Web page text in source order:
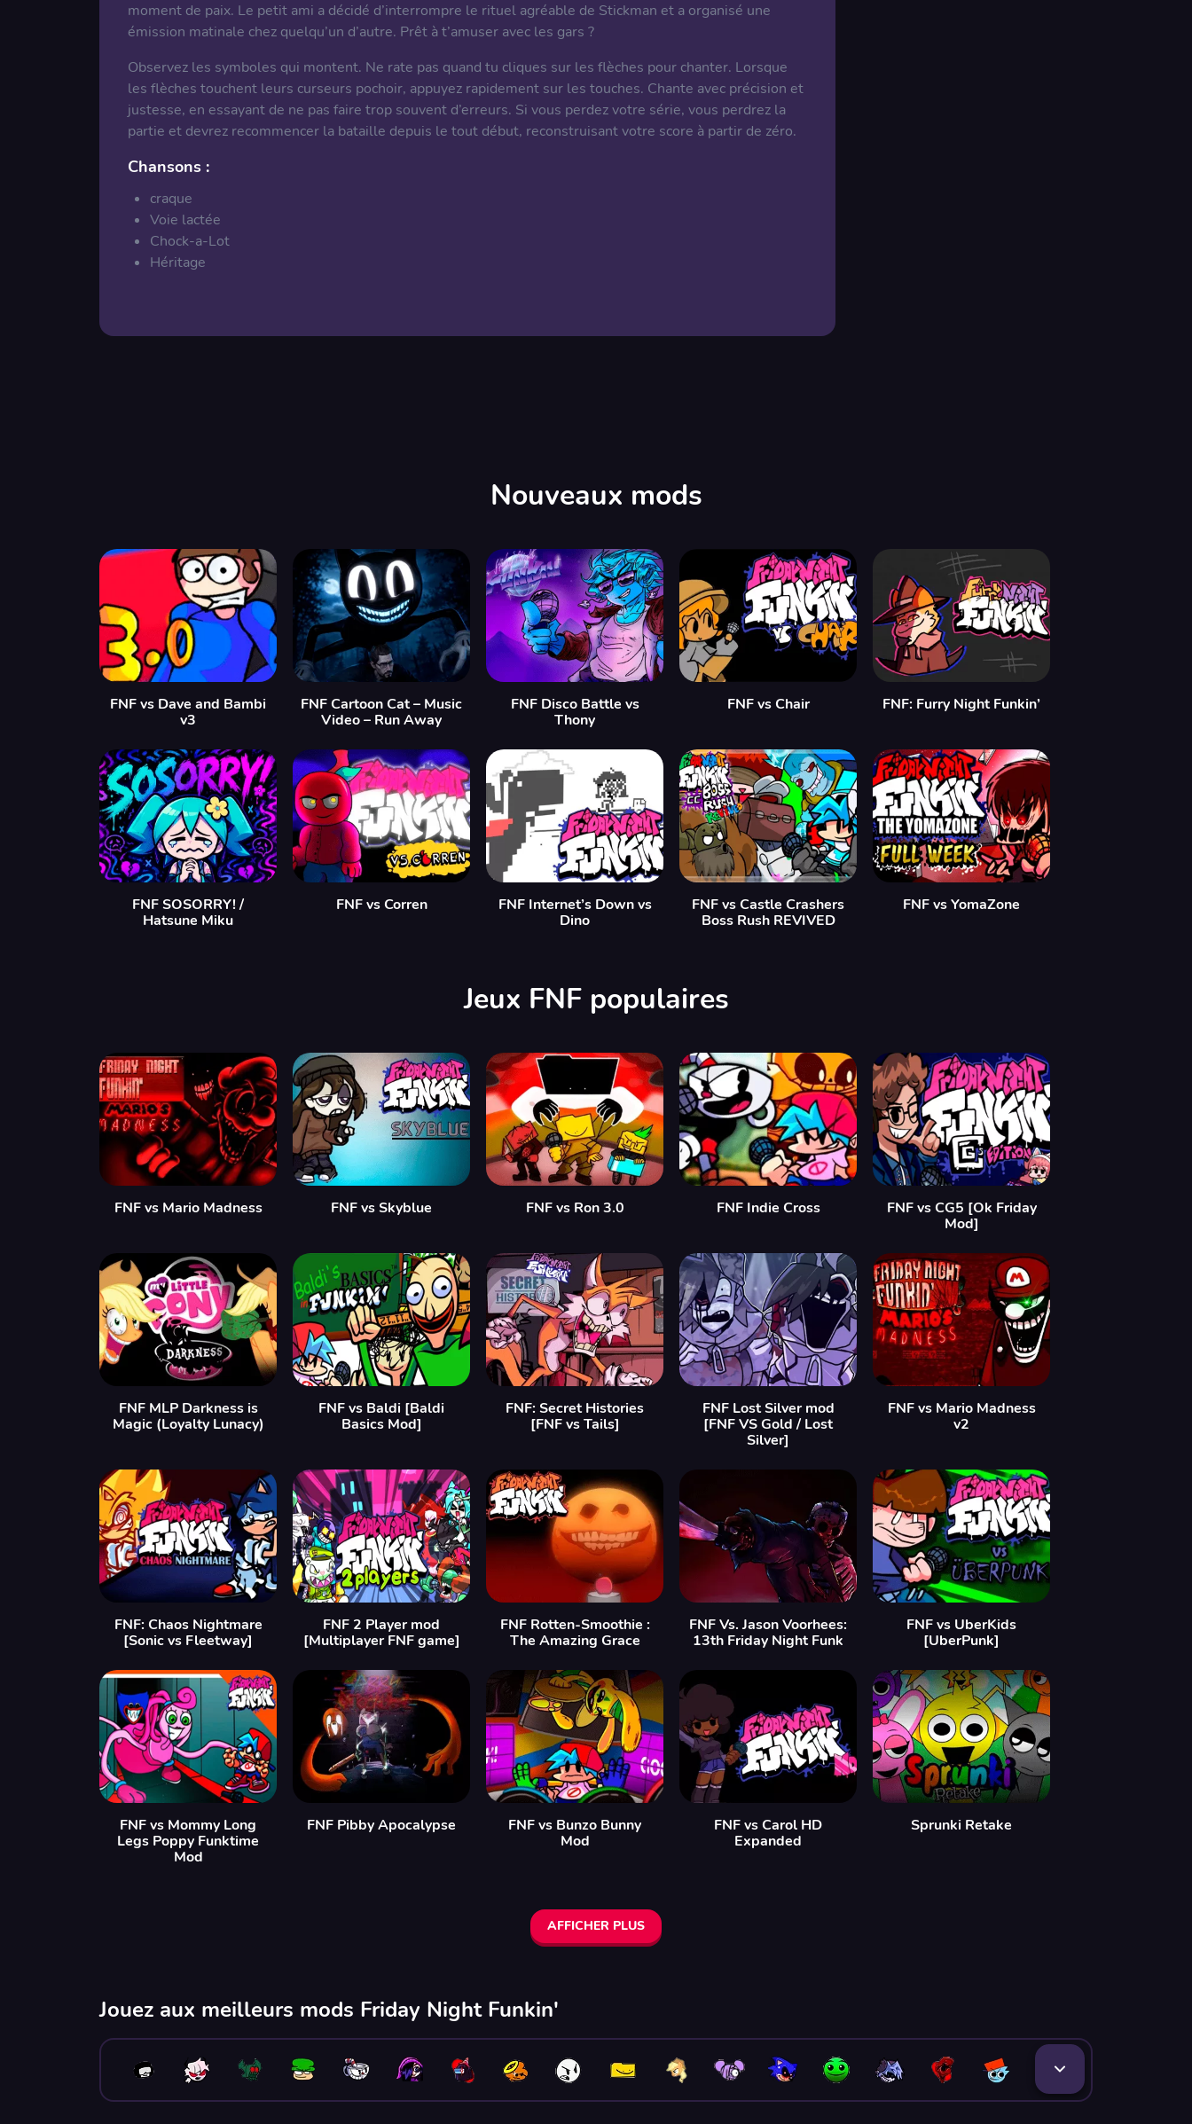
moment de paix. Le petit ami a décidé d’interrompre le rituel agréable de Stickman et a organisé une
émission matinale chez quelqu’un d’autre. Prêt à t’amuser avec les gars ?
Observez les symboles qui montent. Ne rate pas quand tu cliques sur les flèches pour chanter. Lorsque
les flèches touchent leurs curseurs pochoir, appuyez rapidement sur les touches. Chante avec précision et
justesse, en essayant de ne pas faire trop souvent d’erreurs. Si vous perdez votre série, vous perdrez la
partie et devrez recommencer la bataille depuis le tout début, reconstruisant votre score à partir de zéro.
Chansons :
craque
Voie lactée
Chock-a-Lot
Héritage
Nouveaux mods
FNF vs Dave and Bambi
v3
FNF Cartoon Cat – Music
Video – Run Away
FNF Disco Battle vs
Thony
FNF vs Chair FNF: Furry Night Funkin’
FNF SOSORRY! /
Hatsune Miku
FNF vs Corren
FNF Internet’s Down vs
Dino
FNF vs Castle Crashers
Boss Rush REVIVED
FNF vs YomaZone
Jeux FNF populaires
FNF vs Mario Madness FNF vs Skyblue FNF vs Ron 3.0 FNF Indie Cross
FNF vs CG5 [Ok Friday
Mod]
FNF MLP Darkness is
Magic (Loyalty Lunacy)
FNF vs Baldi [Baldi
Basics Mod]
FNF: Secret Histories
[FNF vs Tails]
FNF Lost Silver mod
[FNF VS Gold / Lost
Silver]
FNF vs Mario Madness
v2
FNF: Chaos Nightmare
[Sonic vs Fleetway]
FNF 2 Player mod
[Multiplayer FNF game]
FNF Rotten-Smoothie :
The Amazing Grace
FNF Vs. Jason Voorhees:
13th Friday Night Funk
FNF vs UberKids
[UberPunk]
FNF vs Mommy Long
Legs Poppy Funktime
Mod
FNF Pibby Apocalypse
FNF vs Bunzo Bunny
Mod
FNF vs Carol HD
Expanded
Sprunki Retake
AFFICHER PLUS
Jouez aux meilleurs mods Friday Night Funkin'